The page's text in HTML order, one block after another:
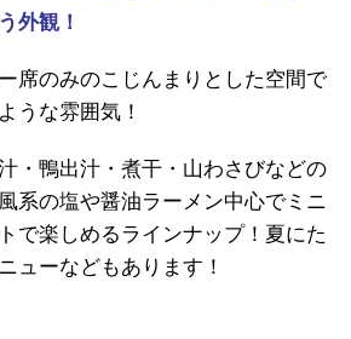
外観！
席のみのこじんまりとした空間で
うな雰囲気！
・鴨出汁・煮干・山わさびなどの
系の塩や醤油ラーメン中心でミニ
で楽しめるラインナップ！夏にた
ューなどもあります！